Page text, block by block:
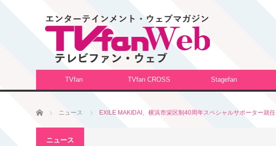
TVfan TVfan CROSS Stagefan
ホーム ニュース EXILE MAKIDAI、横浜市栄区制40周年スペシャルサポーター就任
ニュース